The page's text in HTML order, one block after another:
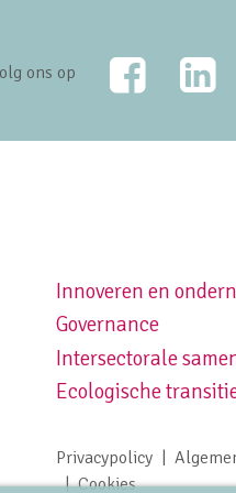
ons op
Facebook
Footer
Innoveren en
Governance
Intersectorale
Ecologische
Footer meta
Privacypolicy
Cookies